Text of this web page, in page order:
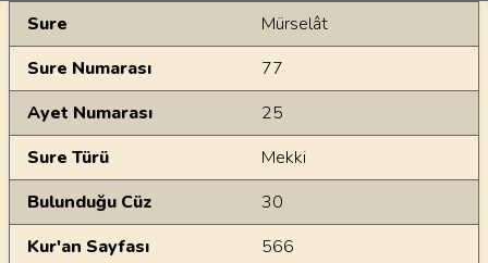
Genel Bilgiler
Sure
Mürselât
Sure Numarası
77
Ayet Numarası
25
Sure Türü
Mekki
Bulunduğu Cüz
30
Kur'an Sayfası
566